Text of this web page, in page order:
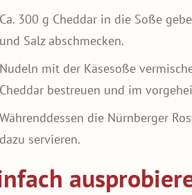
Ca. 300 g Cheddar in die Soße
und Salz abschmecken.
Nudeln mit der Käsesoße
Cheddar bestreuen und im
Währenddessen die Nürnberger
dazu servieren.